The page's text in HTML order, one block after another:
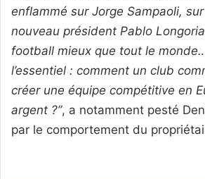
enflammé sur Jorge Sampaoli, sur
nouveau président Pablo
football mieux que tout le
l’essentiel : comment un club
créer une équipe compétitive en
argent ?”, a notamment pesté
par le comportement du